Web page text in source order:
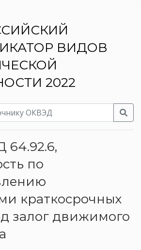
ВИДОВ
2022
64.92.6,
по
краткосрочных
залог движимого